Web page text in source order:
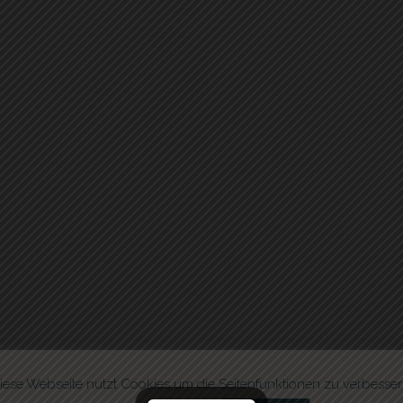
Webseite nutzt Cookies um die Seitenfunktionen zu